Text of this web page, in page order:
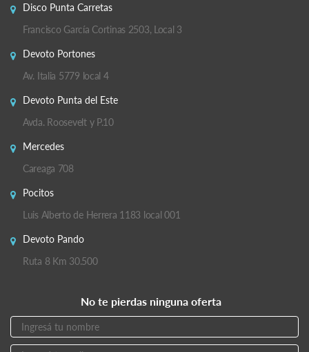
Disco Punta Carretas
Francisco García Cortinas 2503, Local 3
Devoto Portones
Av. Italia 5779 local 4
Devoto Punta del Este
Avda. Roosevelt y P.10
Mercedes
Careaga 708
Pocitos
Luis Alberto de Herrera 1183 local 001
Devoto Pando
Ruta 8 Km 30.500
No te pierdas ninguna oferta